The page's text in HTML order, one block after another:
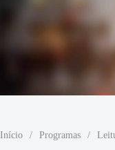
Início / Programas /